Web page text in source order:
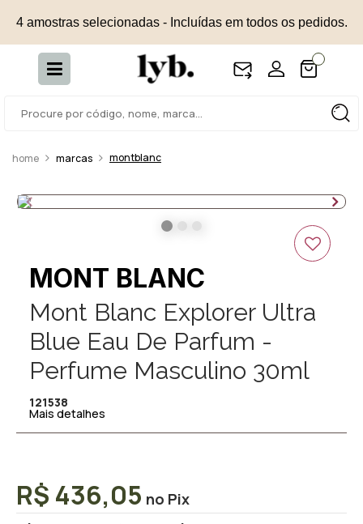
4 amostras selecionadas - Incluídas em todos os pedidos.
marcas montblanc
MONT BLANC
Mont Blanc Explorer Ultra
Blue Eau De Parfum -
Perfume Masculino 30ml
121538
Mais detalhes
R$ 436,05